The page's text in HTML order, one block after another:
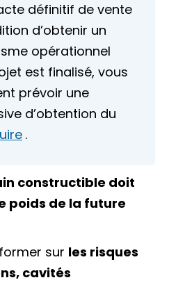
définitif de vente
d’obtenir un
opérationnel
est finalisé, vous
prévoir une
d’obtention du
.
constructible doit
poids de la future
sur les risques
cavités